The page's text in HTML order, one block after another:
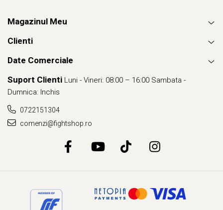
Magazinul Meu
Clienti
Date Comerciale
Suport Clienti Luni - Vineri: 08:00 – 16:00 Sambata -
Dumnica: Inchis
0722151304
comenzi@fightshop.ro